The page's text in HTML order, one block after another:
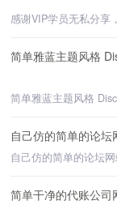
简单雅蓝主题风格
自己仿的简单的论
简单干净的代账公司